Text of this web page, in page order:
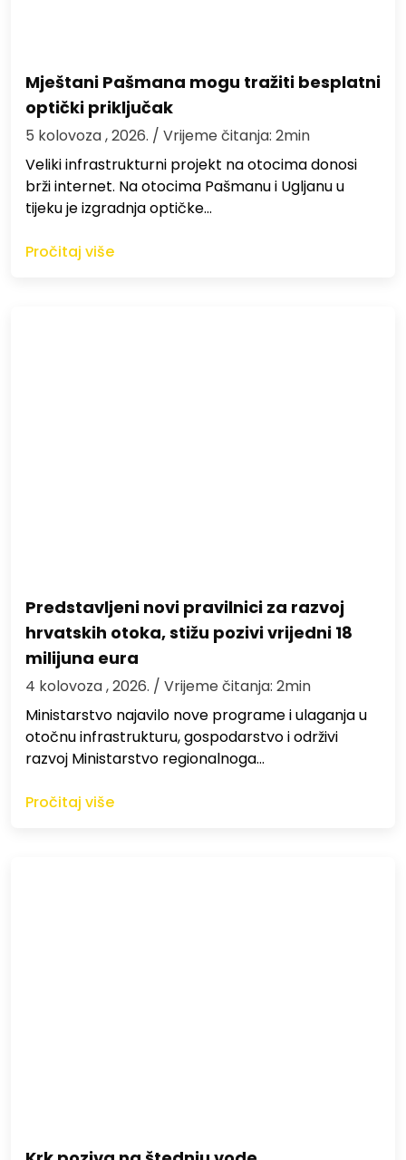
Mještani Pašmana mogu tražiti besplatni
optički priključak
5 kolovoza , 2026. / Vrijeme čitanja: 2min
Veliki infrastrukturni projekt na otocima donosi
brži internet. Na otocima Pašmanu i Ugljanu u
tijeku je izgradnja optičke…
Pročitaj više
Predstavljeni novi pravilnici za razvoj
hrvatskih otoka, stižu pozivi vrijedni 18
milijuna eura
4 kolovoza , 2026. / Vrijeme čitanja: 2min
Ministarstvo najavilo nove programe i ulaganja u
otočnu infrastrukturu, gospodarstvo i održivi
razvoj Ministarstvo regionalnoga…
Pročitaj više